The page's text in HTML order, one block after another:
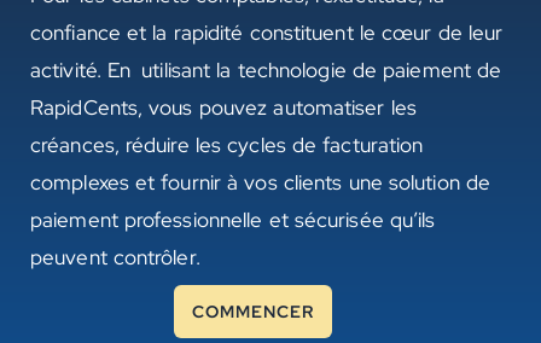
confiance et la rapidité constituent le cœur de leur
activité. En utilisant la technologie de paiement de
RapidCents, vous pouvez automatiser les
créances, réduire les cycles de facturation
complexes et fournir à vos clients une solution de
paiement professionnelle et sécurisée qu’ils
peuvent contrôler.
COMMENCER